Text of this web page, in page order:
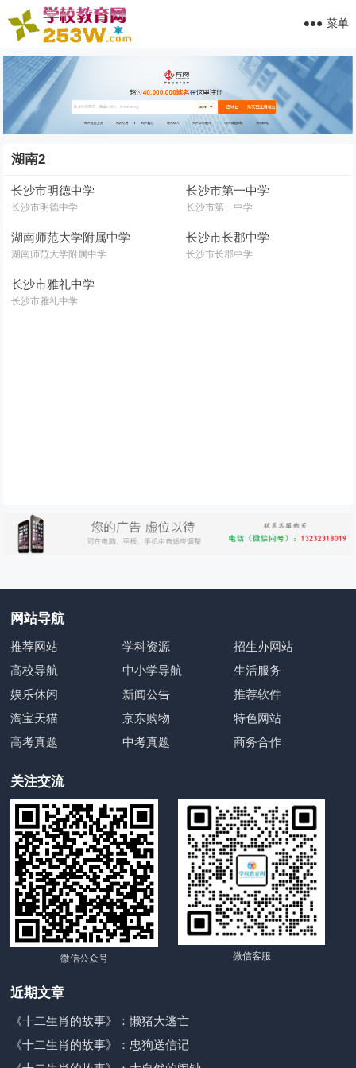
菜单
湖南2
长沙市明德中学
长沙市明德中学
长沙市第一中学
长沙市第一中学
湖南师范大学附属中学
湖南师范大学附属中学
长沙市长郡中学
长沙市长郡中学
长沙市雅礼中学
长沙市雅礼中学
网站导航
推荐网站 学科资源
招生办网站
高校导航
中小学导航
生活服务
娱乐休闲
新闻公告
推荐软件
淘宝天猫
京东购物
特色网站
高考真题
中考真题 商务合作
关注交流
微信公众号 微信客服
近期文章
《十二生肖的故事》：懒猪大逃亡
《十二生肖的故事》：忠狗送信记